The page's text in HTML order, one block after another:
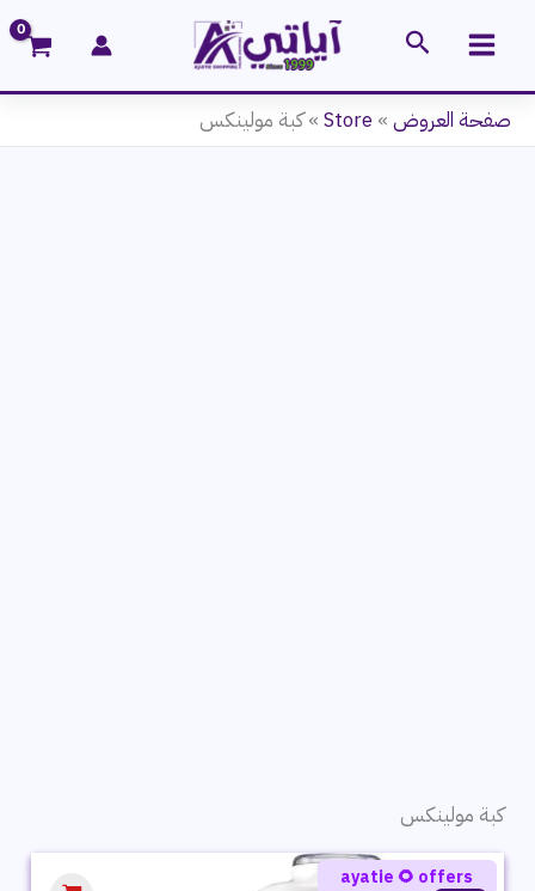
البحث
صفحة العروض »
Store
»كبة مولينكس
كبة مولينكس
ayatie 🌻 offers